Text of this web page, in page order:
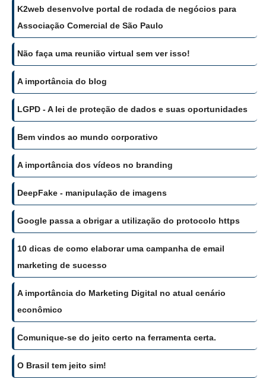
K2web desenvolve portal de rodada de negócios para
Associação Comercial de São Paulo
Não faça uma reunião virtual sem ver isso!
A importância do blog
LGPD - A lei de proteção de dados e suas oportunidades
Bem vindos ao mundo corporativo
A importância dos vídeos no branding
DeepFake - manipulação de imagens
Google passa a obrigar a utilização do protocolo https
10 dicas de como elaborar uma campanha de email
marketing de sucesso
A importância do Marketing Digital no atual cenário
econômico
Comunique-se do jeito certo na ferramenta certa.
O Brasil tem jeito sim!